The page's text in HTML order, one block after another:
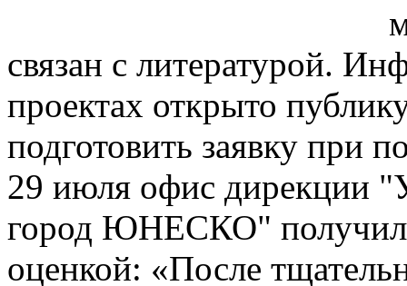
связан с литературой.
проектах открыто
подготовить заявку при
29 июля офис дирекции
город ЮНЕСКО" получил
оценкой: «После